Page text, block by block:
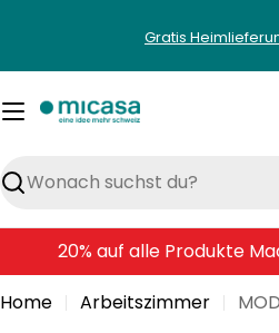
springen
Gratis
Suchen
20% auf alle Produkte
Home
Arbeitszimmer